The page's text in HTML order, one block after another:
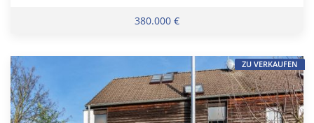
380.000 €
ZU VERKAUFEN